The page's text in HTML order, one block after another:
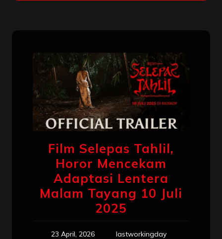
Film Selepas Tahlil,
Horor Mencekam
Adaptasi Lentera
Malam Tayang 10 Juli
2025
23 April, 2026
lastworkingday